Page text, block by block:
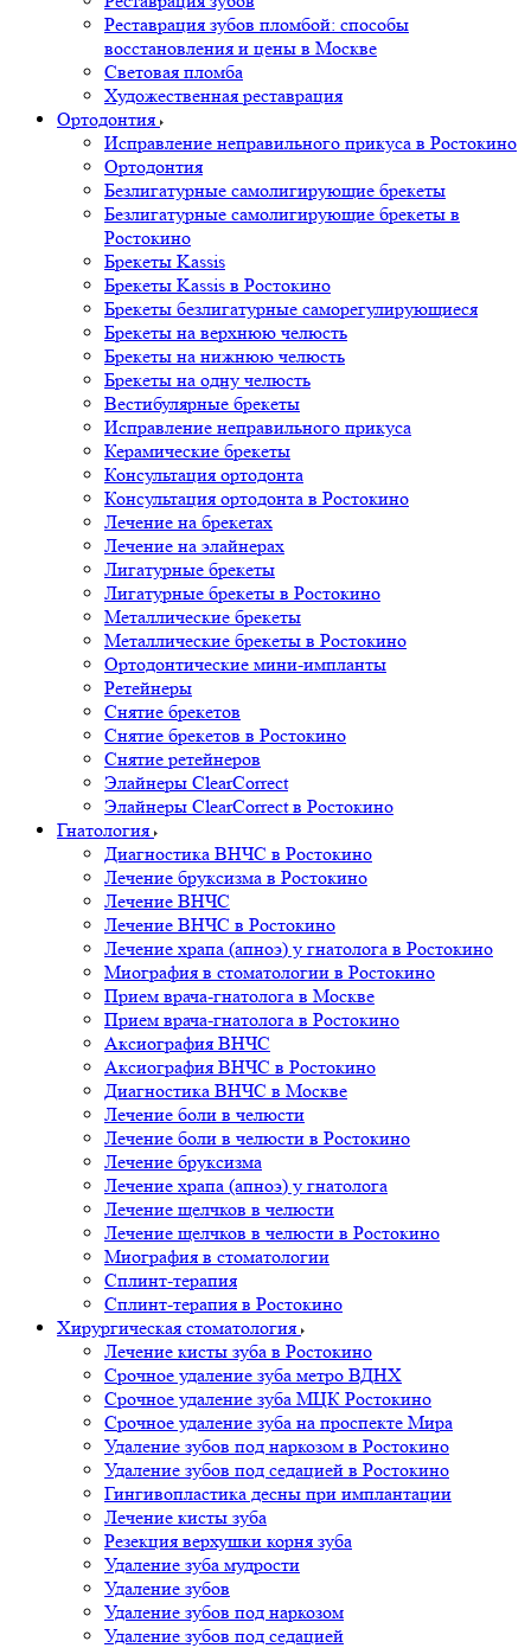
Реставрация зубов пломбой: способы
восстановления и цены в Москве
Световая пломба
Художественная реставрация
Ортодонтия
Исправление неправильного прикуса в Ростокино
Ортодонтия
Безлигатурные самолигирующие брекеты
Безлигатурные самолигирующие брекеты в
Ростокино
Брекеты Kassis
Брекеты Kassis в Ростокино
Брекеты безлигатурные саморегулирующиеся
Брекеты на верхнюю челюсть
Брекеты на нижнюю челюсть
Брекеты на одну челюсть
Вестибулярные брекеты
Исправление неправильного прикуса
Керамические брекеты
Консультация ортодонта
Консультация ортодонта в Ростокино
Лечение на брекетах
Лечение на элайнерах
Лигатурные брекеты
Лигатурные брекеты в Ростокино
Металлические брекеты
Металлические брекеты в Ростокино
Ортодонтические мини-импланты
Ретейнеры
Снятие брекетов
Снятие брекетов в Ростокино
Снятие ретейнеров
Элайнеры ClearCorrect
Элайнеры ClearCorrect в Ростокино
Гнатология
Диагностика ВНЧС в Ростокино
Лечение бруксизма в Ростокино
Лечение ВНЧС
Лечение ВНЧС в Ростокино
Лечение храпа (апноэ) у гнатолога в Ростокино
Миография в стоматологии в Ростокино
Прием врача-гнатолога в Москве
Прием врача-гнатолога в Ростокино
Аксиография ВНЧС
Аксиография ВНЧС в Ростокино
Диагностика ВНЧС в Москве
Лечение боли в челюсти
Лечение боли в челюсти в Ростокино
Лечение бруксизма
Лечение храпа (апноэ) у гнатолога
Лечение щелчков в челюсти
Лечение щелчков в челюсти в Ростокино
Миография в стоматологии
Сплинт-терапия
Сплинт-терапия в Ростокино
Хирургическая стоматология
Лечение кисты зуба в Ростокино
Срочное удаление зуба метро ВДНХ
Срочное удаление зуба МЦК Ростокино
Срочное удаление зуба на проспекте Мира
Удаление зубов под наркозом в Ростокино
Удаление зубов под седацией в Ростокино
Гингивопластика десны при имплантации
Лечение кисты зуба
Резекция верхушки корня зуба
Удаление зуба мудрости
Удаление зубов
Удаление зубов под наркозом
Удаление зубов под седацией